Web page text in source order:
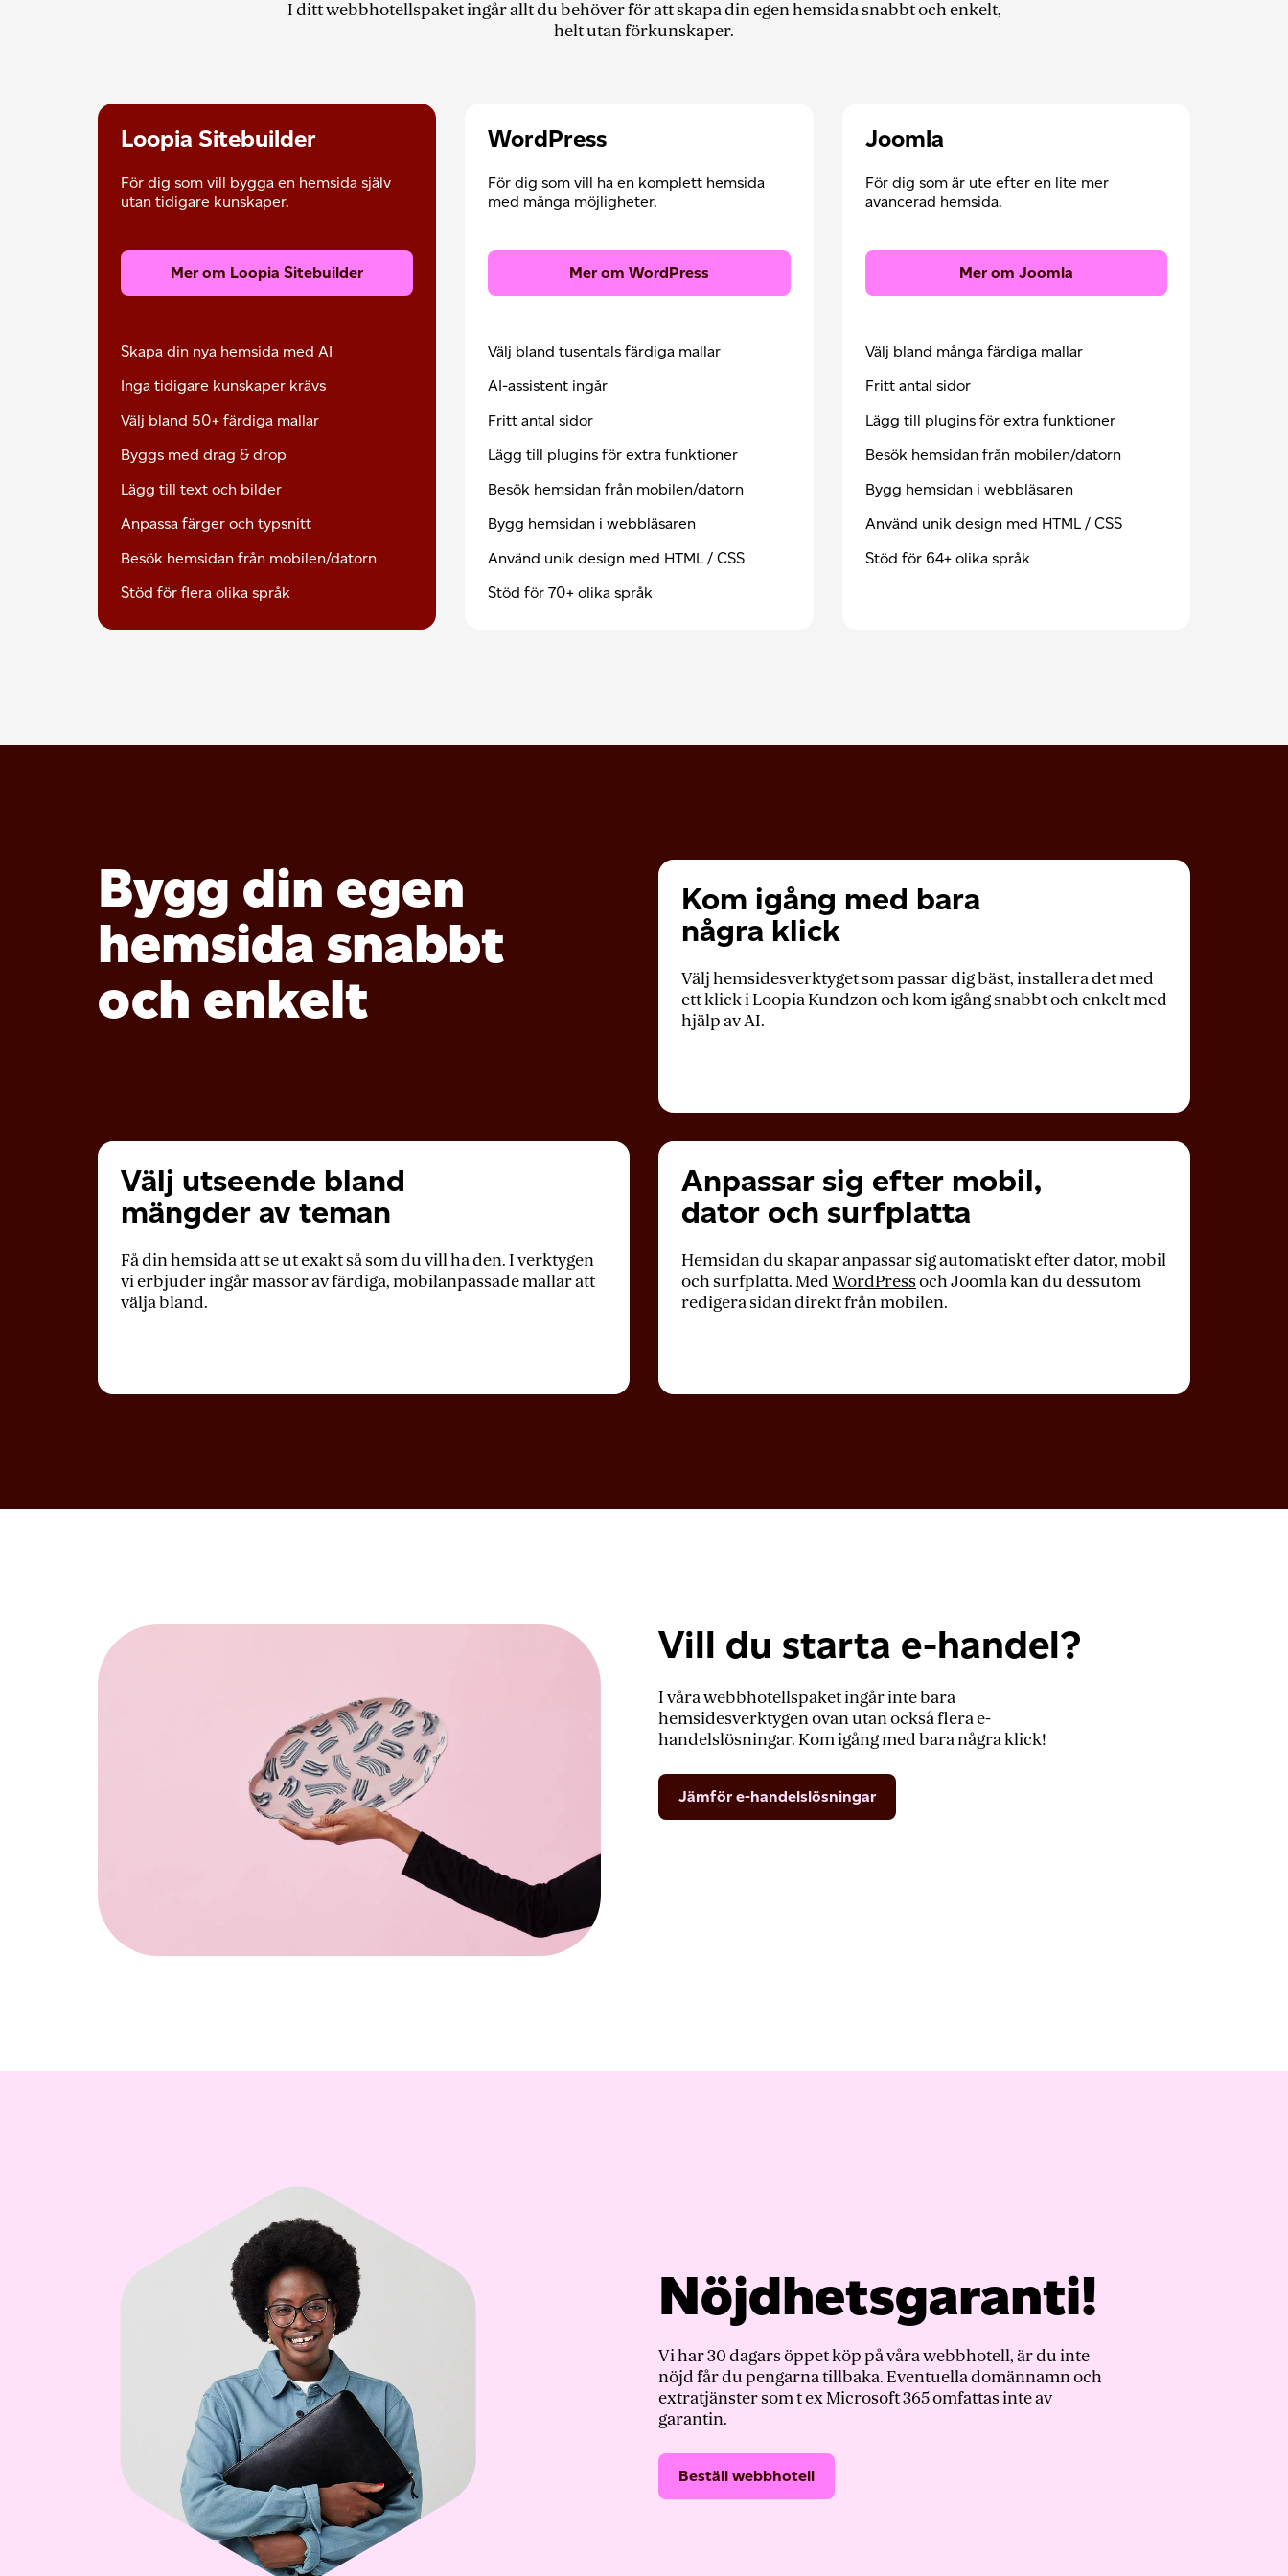
I ditt webbhotellspaket ingår allt du behöver för att skapa din egen hemsida snabbt och enkelt,
helt utan förkunskaper.
Loopia Sitebuilder
För dig som vill bygga en hemsida själv
utan tidigare kunskaper.
Skapa din nya hemsida med AI
Inga tidigare kunskaper krävs
Välj bland 50+ färdiga mallar
Byggs med drag & drop
Lägg till text och bilder
Anpassa färger och typsnitt
Besök hemsidan från mobilen/datorn
Stöd för flera olika språk
Mer om Loopia Sitebuilder
WordPress
För dig som vill ha en komplett hemsida
med många möjligheter.
Välj bland tusentals färdiga mallar
AI-assistent ingår
Fritt antal sidor
Lägg till plugins för extra funktioner
Besök hemsidan från mobilen/datorn
Bygg hemsidan i webbläsaren
Använd unik design med HTML / CSS
Stöd för 70+ olika språk
Mer om WordPress
Joomla
För dig som är ute efter en lite mer
avancerad hemsida.
Välj bland många färdiga mallar
Fritt antal sidor
Lägg till plugins för extra funktioner
Besök hemsidan från mobilen/datorn
Bygg hemsidan i webbläsaren
Använd unik design med HTML / CSS
Stöd för 64+ olika språk
Mer om Joomla
Bygg din egen
hemsida snabbt
och enkelt
Kom igång med bara
några klick
Välj hemsidesverktyget som passar dig bäst, installera det med
ett klick i Loopia Kundzon och kom igång snabbt och enkelt med
hjälp av AI.
Välj utseende bland
mängder av teman
Få din hemsida att se ut exakt så som du vill ha den. I verktygen
vi erbjuder ingår massor av färdiga, mobilanpassade mallar att
välja bland.
Anpassar sig efter mobil,
dator och surfplatta
Hemsidan du skapar anpassar sig automatiskt efter dator, mobil
och surfplatta. MedWordPressoch Joomla kan du dessutom
redigera sidan direkt från mobilen.
Vill du starta e-handel?
I våra webbhotellspaket ingår inte bara
hemsidesverktygen ovan utan också flera e-
handelslösningar. Kom igång med bara några klick!
Jämför e-handelslösningar
Nöjdhetsgaranti!
Vi har 30 dagars öppet köp på våra webbhotell, är du inte
nöjd får du pengarna tillbaka. Eventuella domännamn och
extratjänster som t ex Microsoft 365 omfattas inte av
garantin.
Beställ webbhotell